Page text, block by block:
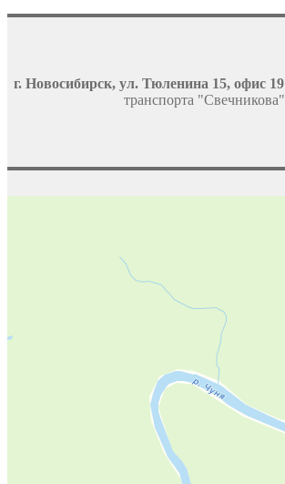
г. Новосибирск, ул. Тюленина 15, офис 19
транспорта "Свечникова"